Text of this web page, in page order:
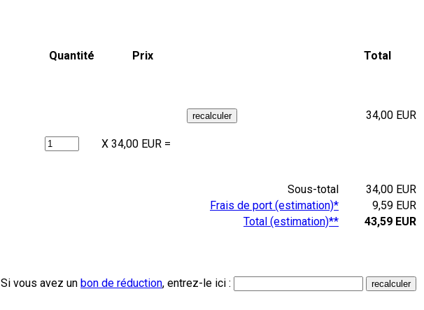
Quantité Prix Total
X 34,00 EUR =
34,00 EUR
Sous-total
34,00 EUR
Frais de port (estimation)*
9,59 EUR
Total (estimation)**
43,59 EUR
Si vous avez un bon de réduction, entrez-le ici :